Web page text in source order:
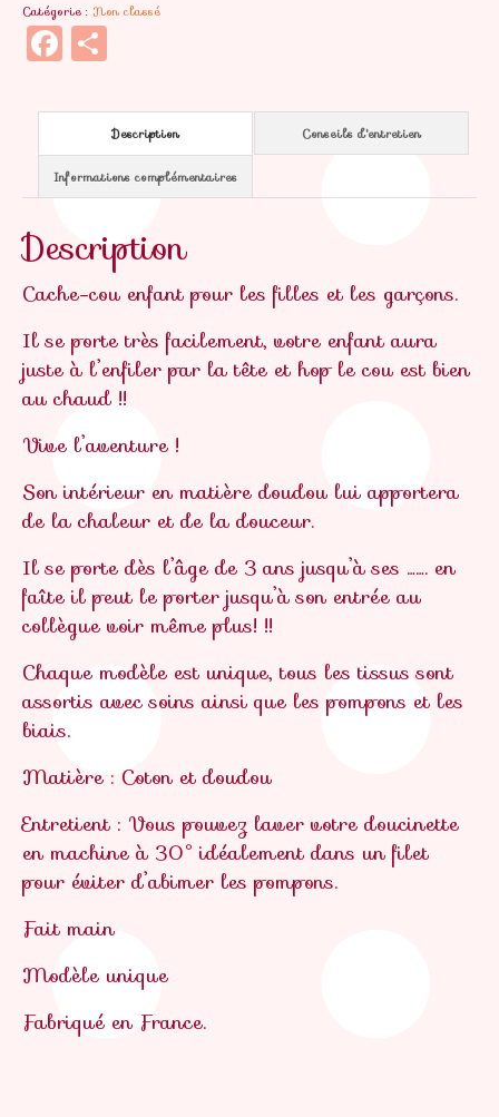
Catégorie : Non classé
Facebook
Description Conseils d'entretien
Informations complémentaires
Description
Cache-cou enfant pour les filles et les garçons.
Il se porte très facilement, votre enfant aura
juste à l’enfiler par la tête et hop le cou est bien
au chaud !!
Vive l’aventure !
Son intérieur en matière doudou lui apportera
de la chaleur et de la douceur.
Il se porte dès l’âge de 3 ans jusqu’à ses ……. en
faîte il peut le porter jusqu’à son entrée au
collègue voir même plus! !!
Chaque modèle est unique, tous les tissus sont
assortis avec soins ainsi que les pompons et les
biais.
Matière : Coton et doudou
Entretient : Vous pouvez laver votre doucinette
en machine à 30° idéalement dans un filet
pour éviter d’abimer les pompons.
Fait main
Modèle unique
Fabriqué en France.